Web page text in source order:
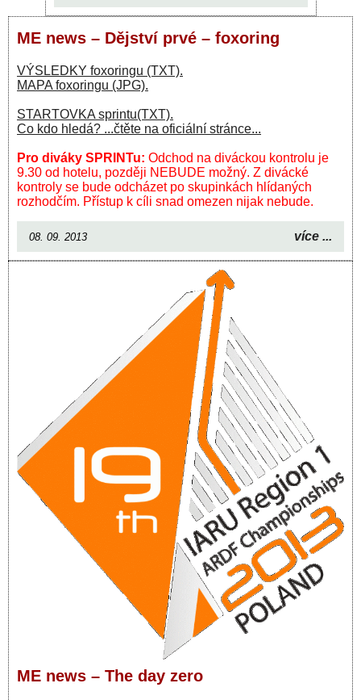
ME news – Dějství prvé – foxoring
VÝSLEDKY foxoringu (TXT).
MAPA foxoringu (JPG).
STARTOVKA sprintu(TXT).
Co kdo hledá? ...čtěte na oficiální stránce...
Pro diváky SPRINTu: Odchod na diváckou kontrolu je
9.30 od hotelu, později NEBUDE možný. Z divácké
kontroly se bude odcházet po skupinkách hlídaných
rozhodčím. Přístup k cíli snad omezen nijak nebude.
08. 09. 2013 více ...
ME news – The day zero